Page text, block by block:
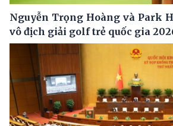
Nguyễn Trọng Hoàng và Park
vô địch giải golf trẻ quốc gia